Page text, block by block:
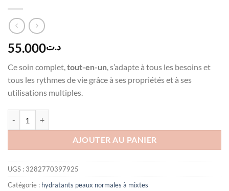
د.ت55.000
Ce soin complet,tout-en-un, s’adapte à tous les besoins et
tous les rythmes de vie grâce à ses propriétés et à ses
utilisations multiples.
AJOUTER AU PANIER
UGS : 3282770397925
Catégorie : hydratants peaux normales à mixtes